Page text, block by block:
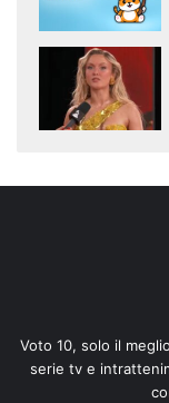
Voto 10, solo il
serie tv e